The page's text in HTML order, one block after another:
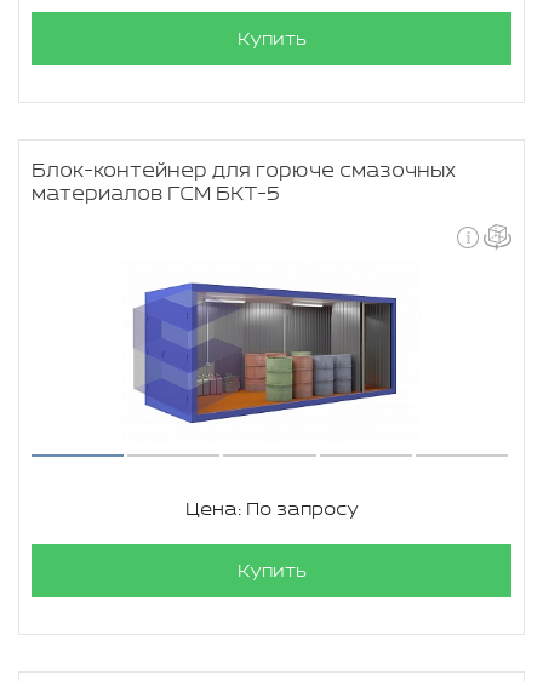
Купить
Блок-контейнер для горюче смазочных
материалов ГСМ БКТ-5
Цена: По запросу
Купить